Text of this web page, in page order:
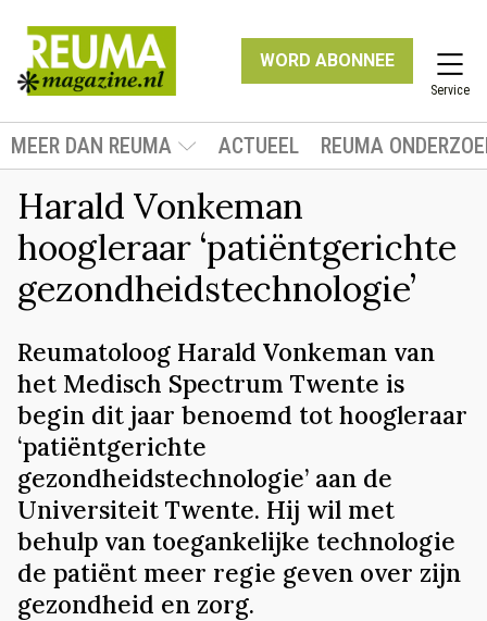
WORD ABONNEE
Service
MEER DAN REUMA ACTUEEL REUMA
Harald Vonkeman
hoogleraar ‘patiëntgerichte
gezondheidstechnologie’
Reumatoloog Harald Vonkeman van
het Medisch Spectrum Twente is
begin dit jaar benoemd tot hoogleraar
‘patiëntgerichte
gezondheidstechnologie’ aan de
Universiteit Twente. Hij wil met
behulp van toegankelijke technologie
de patiënt meer regie geven over zijn
gezondheid en zorg.